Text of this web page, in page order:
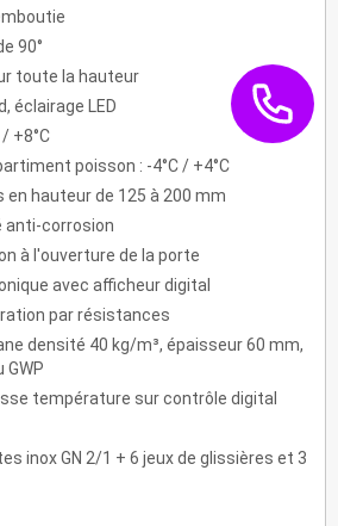
90°
toute la hauteur
éclairage LED
+8°C
poisson : -4°C / +4°C
en hauteur de 125 à 200 mm
anti-corrosion
à l'ouverture de la porte
avec afficheur digital
par résistances
densité 40 kg/m³, épaisseur 60 mm,
température sur contrôle digital
inox GN 2/1 + 6 jeux de glissières et 3